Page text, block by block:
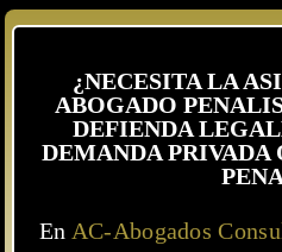
¿NECESITA LA
ABOGADO
DEFIENDA
DEMANDA PRIVADA
En AC-Abogados